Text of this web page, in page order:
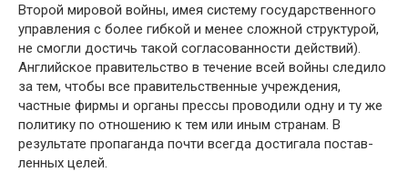
Второй мировой войны, имея систему государственного
управления с более гибкой и менее сложной структурой,
не смогли достичь такой согласованности действий).
Английское правительство в течение всей войны следи­ло
за тем, чтобы все правительственные учреждения,
частные фирмы и органы прессы проводили одну и ту же
политику по отношению к тем или иным странам. В
результате пропаганда почти всегда достигала постав­
ленных целей.